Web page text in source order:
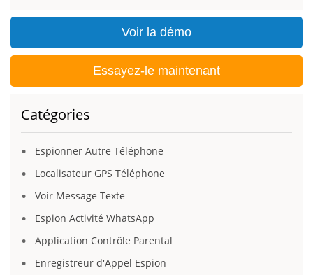
Voir la démo
Essayez-le maintenant
Catégories
Espionner Autre Téléphone
Localisateur GPS Téléphone
Voir Message Texte
Espion Activité WhatsApp
Application Contrôle Parental
Enregistreur d'Appel Espion